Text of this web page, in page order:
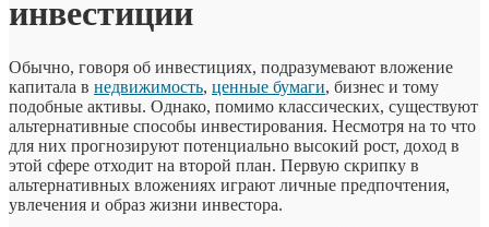
инвестиции
Обычно, говоря об инвестициях, подразумевают вложение
капитала в недвижимость, ценные бумаги, бизнес и тому
подобные активы. Однако, помимо классических, существуют
альтернативные способы инвестирования. Несмотря на то что
для них прогнозируют потенциально высокий рост, доход в
этой сфере отходит на второй план. Первую скрипку в
альтернативных вложениях играют личные предпочтения,
увлечения и образ жизни инвестора.